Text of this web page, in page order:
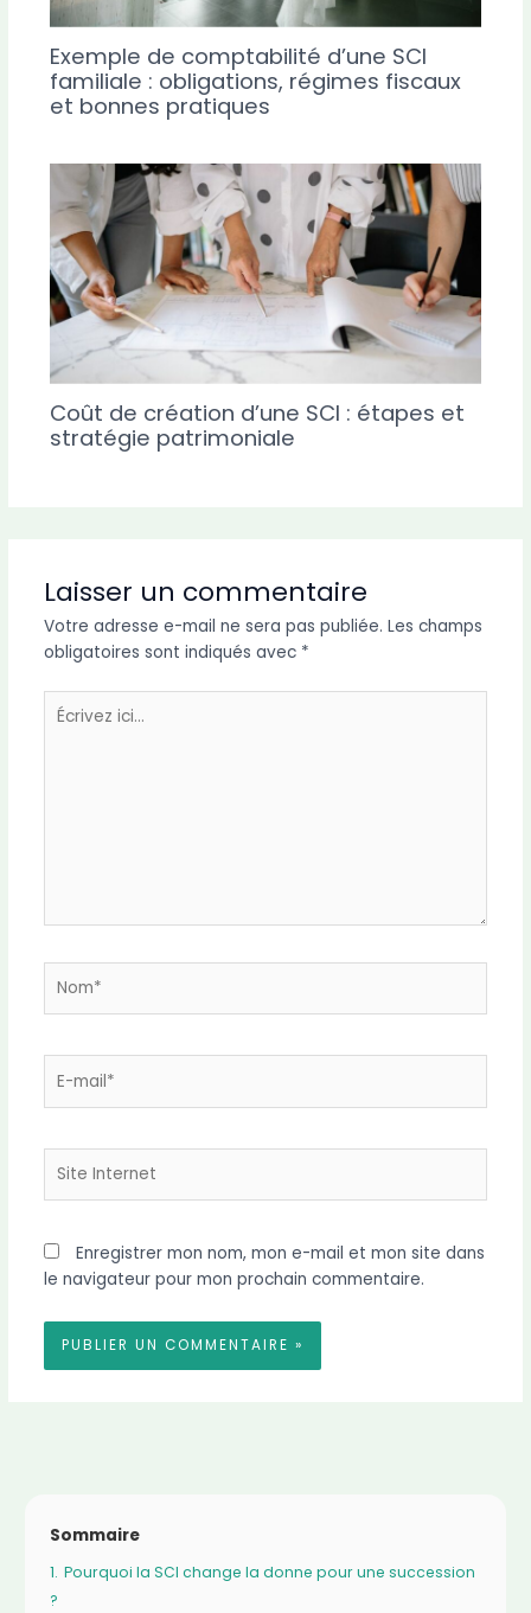
Exemple de comptabilité d’une SCI
familiale : obligations, régimes fiscaux
et bonnes pratiques
Coût de création d’une SCI : étapes et
stratégie patrimoniale
Laisser un commentaire
Votre adresse e-mail ne sera pas publiée. Les champs
obligatoires sont indiqués avec *
Écrivez
ici…
mail*
Internet
Enregistrer mon nom, mon e-mail et mon site dans
le navigateur pour mon prochain commentaire.
Sommaire
1. Pourquoi la SCI change la donne pour une succession
?